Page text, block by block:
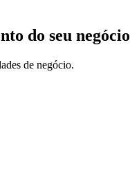
do seu negócio
de negócio.